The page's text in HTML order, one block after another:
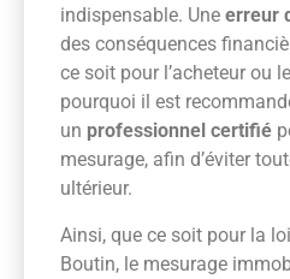
indispensable. Une erreur
des conséquences
ce soit pour l’acheteur ou
pourquoi il est
un professionnel certifié
mesurage, afin d’éviter
ultérieur.
Ainsi, que ce soit pour la
Boutin, le mesurage